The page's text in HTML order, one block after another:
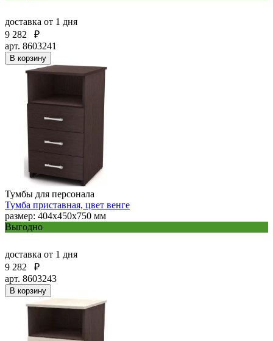
доставка от 1 дня
9 282
₽
арт. 8603241
В корзину
Тумбы для персонала
Тумба приставная, цвет венге
размер: 404х450х750 мм
Выгодно
доставка от 1 дня
9 282
₽
арт. 8603243
В корзину